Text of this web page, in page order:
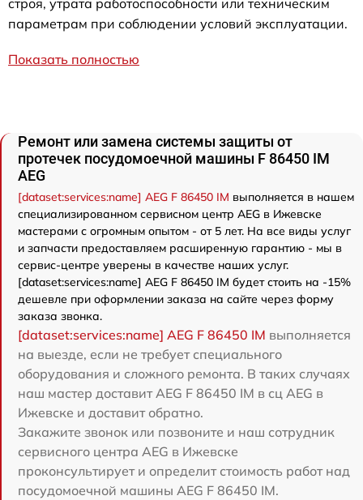
параметрам при соблюдении условий эксплуатации.
Показать полностью
Ремонт или замена системы защиты от
протечек посудомоечной машины F 86450 IM
AEG
[dataset:services:name] AEG F 86450 IM выполняется в нашем
специализированном сервисном центр AEG в Ижевске
мастерами с огромным опытом - от 5 лет. На все виды услуг
и запчасти предоставляем расширенную гарантию - мы в
сервис-центре уверены в качестве наших услуг.
[dataset:services:name] AEG F 86450 IM будет стоить на -15%
дешевле при оформлении заказа на сайте через форму
заказа звонка.
[dataset:services:name] AEG F 86450 IM выполняется
на выезде, если не требует специального
оборудования и сложного ремонта. В таких случаях
наш мастер доставит AEG F 86450 IM в сц AEG в
Ижевске и доставит обратно.
Закажите звонок или позвоните и наш сотрудник
сервисного центра AEG в Ижевске
проконсультирует и определит стоимость работ над
посудомоечной машины AEG F 86450 IM.